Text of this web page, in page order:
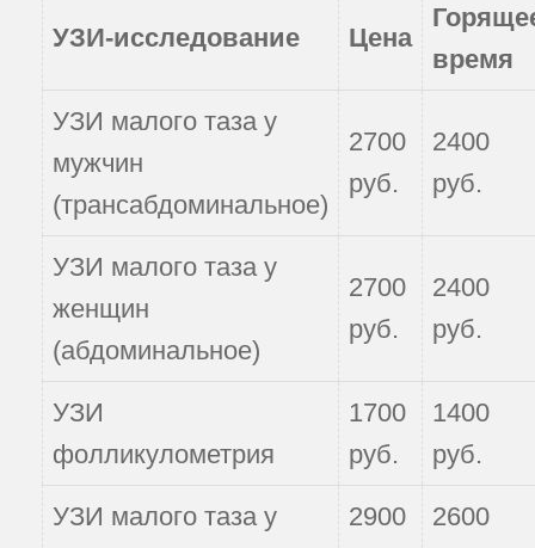
УЗИ-исследование Цена
время
УЗИ малого таза у
мужчин
(трансабдоминальное)
2700
руб.
2400
руб.
УЗИ малого таза у
женщин
(абдоминальное)
2700
руб.
2400
руб.
УЗИ
фолликулометрия
1700
руб.
1400
руб.
УЗИ малого таза у
2900
2600